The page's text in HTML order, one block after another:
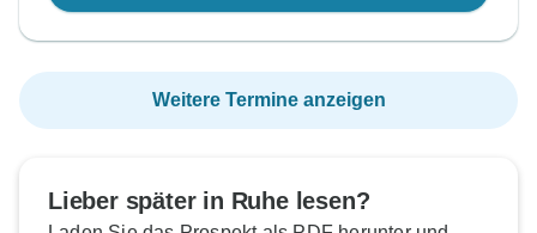
Weitere Termine anzeigen
Lieber später in Ruhe lesen?